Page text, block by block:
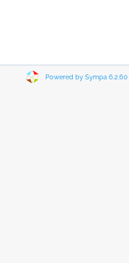
Powered by Sympa 6.2.60